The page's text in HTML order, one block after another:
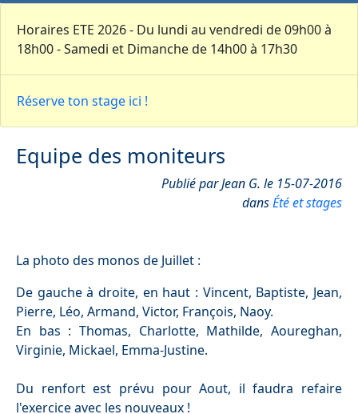
Horaires ETE 2026 - Du lundi au vendredi de 09h00 à
18h00 - Samedi et Dimanche de 14h00 à 17h30
Réserve ton stage ici !
Equipe des moniteurs
Publié par Jean G. le 15-07-2016
dansÉté et stages
La photo des monos de Juillet :
De gauche à droite, en haut : Vincent, Baptiste, Jean,
Pierre, Léo, Armand, Victor, François, Naoy.
En bas : Thomas, Charlotte, Mathilde, Aoureghan,
Virginie, Mickael, Emma-Justine.
Du renfort est prévu pour Aout, il faudra refaire
l'exercice avec les nouveaux !